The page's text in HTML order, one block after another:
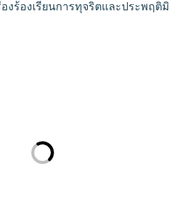
องร้องเรียนการทุจริตและประพฤติมิ